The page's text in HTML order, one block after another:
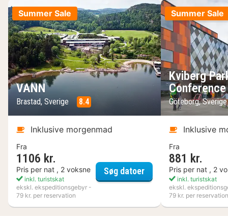
Summer Sale
VANN
Brastad, Sverige 8.4
Inklusive morgenmad
Fra
1106 kr.
Pris per nat , 2 voksne
inkl. turistskat
ekskl. ekspeditionsgebyr -
79 kr. per reservation
Søg datoerVANN
Summer Sale
Kviberg
Conference
Göteborg,
Inklusive
Fra
881 kr.
Pris per nat , 2
inkl. turistskat
ekskl.
79 kr. per reservation